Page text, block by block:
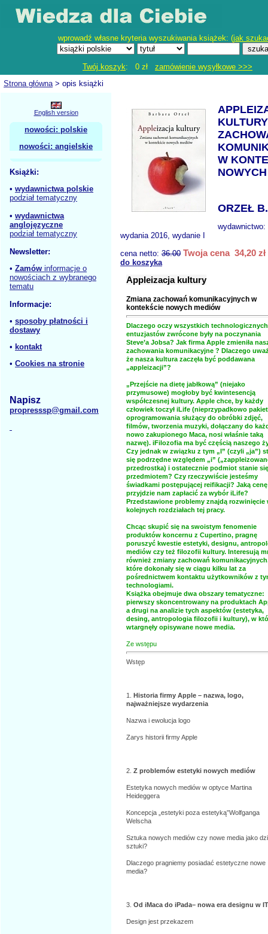
wprowadź własne kryteria wyszukiwania książek: (jak
Twój koszyk: 0 zł zamówienie wysyłkowe >>>
Strona główna> opis książki
English version
nowości: polskie
nowości: angielskie
Książki:
• wydawnictwa polskie
podział tematyczny
• wydawnictwa
anglojęzyczne
podział tematyczny
Newsletter:
• Zamów informacje o
nowościach z wybranego
tematu
Informacje:
• sposoby płatności i
dostawy
• kontakt
• Cookies na stronie
Napisz
propresssp@gmail.com
W
ORZEŁ B.
wydawnictwo:
wydania 2016, wydanie I
cena netto: 36.00 Twoja cena 34,20 zł
do koszyka
Appleizacja kultury
Zmiana zachowań komunikacyjnych w
kontekście nowych mediów
Dlaczego oczy wszystkich technologicznych
entuzjastów zwrócone były na poczynania
Steve’a Jobsa? Jak firma Apple zmieniła
zachowania komunikacyjne ? Dlaczego
że nasza kultura zaczęła być poddawana
„appleizacji”?
„Przejście na dietę jabłkową” (niejako
przymusowe) mogłoby być kwintesencją
współczesnej kultury. Apple chce, by każdy
człowiek toczył iLife (nieprzypadkowo pakiet
oprogramowania służący do obróbki zdjęć,
filmów, tworzenia muzyki, dołączany do
nowo zakupionego Maca, nosi właśnie taką
nazwę). iFilozofia ma być częścią naszego
Czy jednak w związku z tym „I” (czyli „ja”)
się podrzędne względem „i”
przedrostka) i ostatecznie podmiot stanie się
przedmiotem? Czy rzeczywiście jesteśmy
świadkami postępującej reifikacji? Jaką cenę
przyjdzie nam zapłacić za wybór iLife?
Przedstawione problemy znajdą rozwinięcie
kolejnych rozdziałach tej pracy.
Chcąc skupić się na swoistym fenomenie
produktów koncernu z Cupertino, pragnę
poruszyć kwestie estetyki, designu,
mediów czy też filozofii kultury. Interesują
również zmiany zachowań
które dokonały się w ciągu kilku lat za
pośrednictwem kontaktu użytkowników z
technologiami.
Książka obejmuje dwa obszary tematyczne:
pierwszy skoncentrowany na produktach
a drugi na analizie tych aspektów (estetyka,
desing, antropologia filozofii i kultury), w
wtargnęły opisywane nowe media.
Ze wstępu
Wstęp
1. Historia firmy Apple – nazwa, logo,
najważniejsze wydarzenia
Nazwa i ewolucja logo
Zarys historii firmy Apple
2. Z problemów estetyki nowych mediów
Estetyka nowych mediów w optyce Martina
Heideggera
Koncepcja „estetyki poza estetyką”Wolfganga
Welscha
Sztuka nowych mediów czy nowe media jako
sztuki?
Dlaczego pragniemy posiadać estetyczne nowe
media?
3. Od iMaca do iPada– nowa era designu w IT
Design jest przekazem